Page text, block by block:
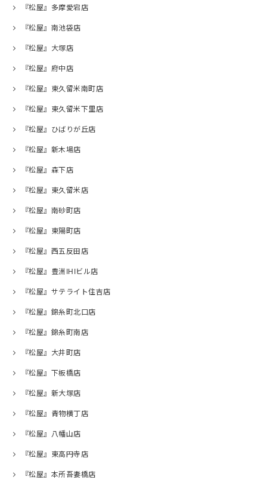
『松屋』多摩愛宕店
『松屋』南池袋店
『松屋』大塚店
『松屋』府中店
『松屋』東久留米南町店
『松屋』東久留米下里店
『松屋』ひばりが丘店
『松屋』新木場店
『松屋』森下店
『松屋』東久留米店
『松屋』南砂町店
『松屋』東陽町店
『松屋』西五反田店
『松屋』豊洲IHIビル店
『松屋』サテライト住吉店
『松屋』錦糸町北口店
『松屋』錦糸町南店
『松屋』大井町店
『松屋』下板橋店
『松屋』新大塚店
『松屋』青物横丁店
『松屋』八幡山店
『松屋』東高円寺店
『松屋』本所吾妻橋店